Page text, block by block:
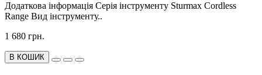
Додаткова інформація Серія інструменту Sturmax Cordless
Range Вид інструменту..
1 680 грн.
В КОШИК